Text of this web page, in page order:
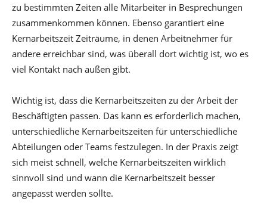
zu bestimmten Zeiten alle Mitarbeiter in Besprechungen
zusammenkommen können. Ebenso garantiert eine
Kernarbeitszeit Zeiträume, in denen Arbeitnehmer für
andere erreichbar sind, was überall dort wichtig ist, wo es
viel Kontakt nach außen gibt.
Wichtig ist, dass die Kernarbeitszeiten zu der Arbeit der
Beschäftigten passen. Das kann es erforderlich machen,
unterschiedliche Kernarbeitszeiten für unterschiedliche
Abteilungen oder Teams festzulegen. In der Praxis zeigt
sich meist schnell, welche Kernarbeitszeiten wirklich
sinnvoll sind und wann die Kernarbeitszeit besser
angepasst werden sollte.